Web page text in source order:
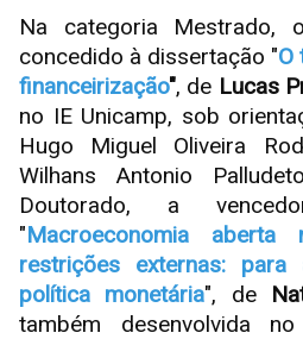
Na categoria Mestrado,
concedido à dissertação "O
financeirização", de Lucas
no IE Unicamp, sob
Hugo Miguel Oliveira
Wilhans Antonio
Doutorado, a
"Macroeconomia
restrições externas:
política monetária", de
também desenvolvida